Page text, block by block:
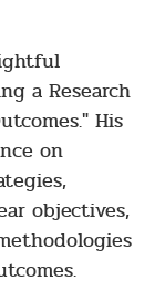
a Research
His
on
objectives,